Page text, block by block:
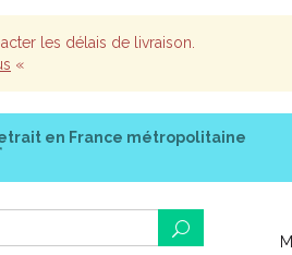
les délais de livraison.
«
en France métropolitaine
*